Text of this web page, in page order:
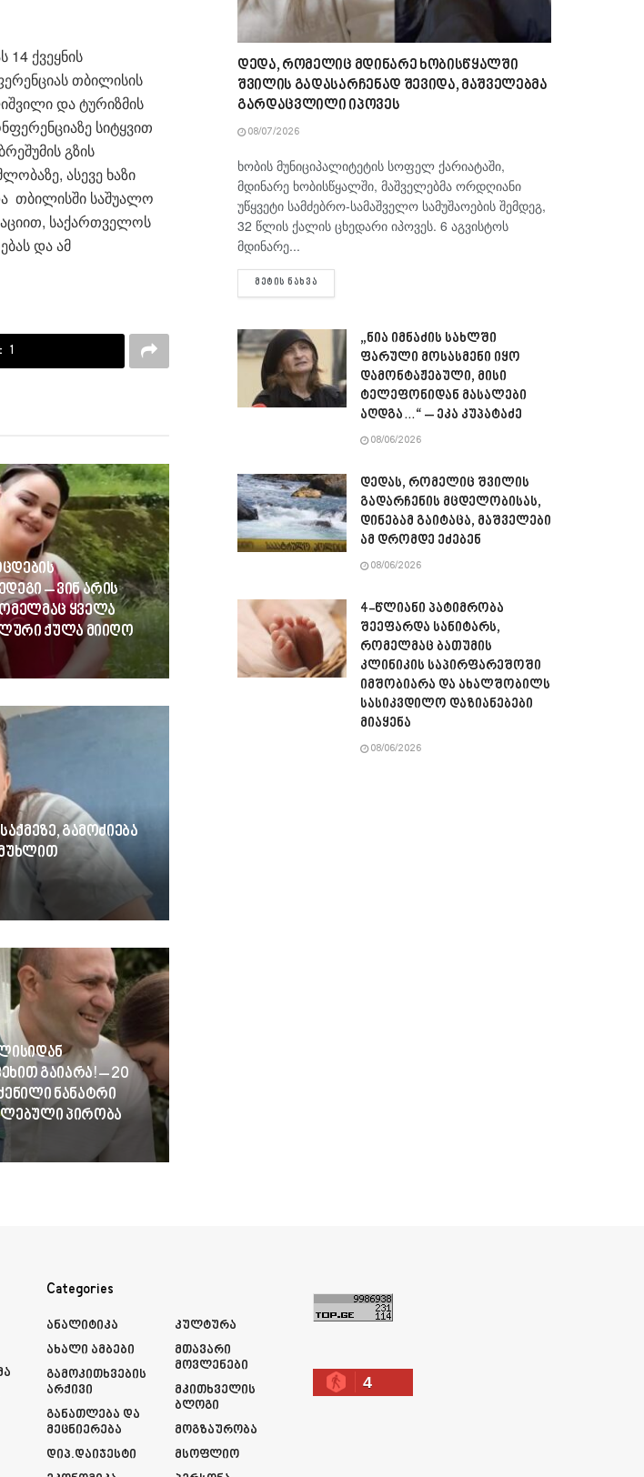
ქვეყნის
თბილისის
და ტურიზმის
სიტყვით
გზის
ასევე ხაზი
თბილისში საშუალო
საქართველოს
და ამ
1
– ვინ არის
ყველა
ქულა მიიღო
გამოძიება
გაიარა! – 20
ნანატრი
პირობა
დედა, რომელიც მდინარე ხობისწყალში
შვილის გადასარჩენად შევიდა, მაშველებმა
გარდაცვლილი იპოვეს
08/07/2026
ხობის მუნიციპალიტეტის სოფელ ქარიატაში,
მდინარე ხობისწყალში, მაშველებმა ორდღიანი
უწყვეტი სამძებრო-სამაშველო სამუშაოების შემდეგ,
32 წლის ქალის ცხედარი იპოვეს. 6 აგვისტოს
მდინარე...
ᲛᲔᲢᲘᲡ ᲜᲐᲮᲕᲐ
„ნია იმნაძის სახლში
ფარული მოსასმენი იყო
დამონტაჟებული, მისი
ტელეფონიდან მასალები
აღდგა…“ – ეკა კუპატაძე
08/06/2026
დედას, რომელიც შვილის
გადარჩენის მცდელობისას,
დინებამ გაიტაცა, მაშველები
ამ დრომდე ეძებენ
08/06/2026
4-წლიანი პატიმრობა
შეეფარდა სანიტარს,
რომელმაც ბათუმის
კლინიკის საპირფარეშოში
იმშობიარა და ახალშობილს
სასიკვდილო დაზიანებები
მიაყენა
08/06/2026
Categories
Ანალიტიკა
Ახალი Ამბები
Გამოკითხვების
Არქივი
Განათლება Და
Მეცნიერება
Დიპ.დაიჯესტი
Კულტურა
Მთავარი
Მოვლენები
Მკითხველის
Ბლოგი
Მოგზაურობა
Მსოფლიო
4